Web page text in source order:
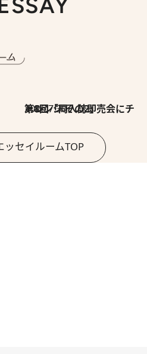
2026.7.30
第8回「同人誌即売会にチャレンジ その2」
ッセイルームTOP